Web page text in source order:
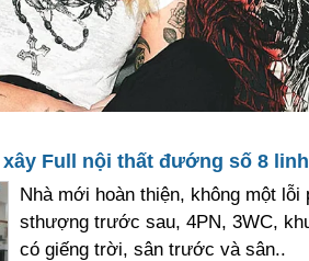
Full nội thất đướng số 8
Nhà mới hoàn thiện, không một lỗi
sthượng trước sau, 4PN, 3WC,
có giếng trời, sân trước và sân..